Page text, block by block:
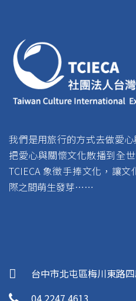
我們是用旅行的方式去做愛
把愛心與關懷文化散播到全
TCIECA 象徵手捧文化，讓
際之間萌生發芽……
台中市北屯區梅川東路
04 2247 4613